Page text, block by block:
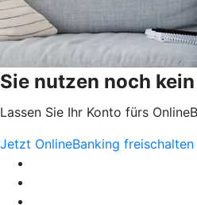
Sie nutzen noch
Lassen Sie Ihr Konto fürs
Jetzt OnlineBanking freischalten